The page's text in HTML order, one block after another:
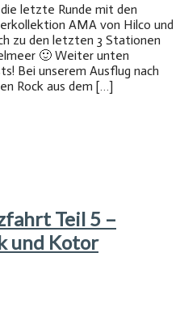
letzte Runde mit den
AMA von Hilco und
zu den letzten 3 Stationen
🙂 Weiter unten
Bei unserem Ausflug nach
Rock aus dem […]
Teil 5 –
und Kotor